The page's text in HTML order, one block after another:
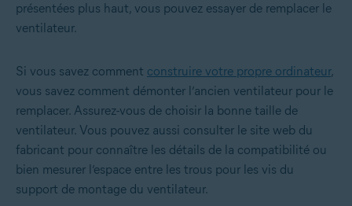
présentées plus haut, vous pouvez essayer de remplacer le
ventilateur.
Si vous savez comment construire votre propre ordinateur,
vous savez comment démonter l’ancien ventilateur pour le
remplacer. Assurez-vous de choisir la bonne taille de
ventilateur. Vous pouvez aussi consulter le site web du
fabricant pour connaître les détails de la compatibilité ou
bien mesurer l’espace entre les trous pour les vis du
support de montage du ventilateur.